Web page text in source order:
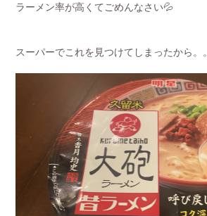
ラーメン率が高くてごめんなさい💦
スーパーでこれを見つけてしまったから。。